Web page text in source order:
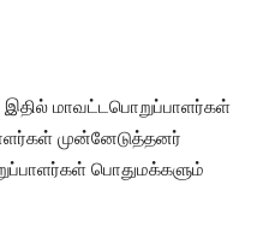
மாவட்டபொறுப்பாளர்கள்
முன்னேடுத்தனர்
பொதுமக்களும்